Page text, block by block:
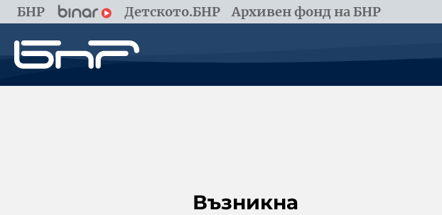
БНР Детското.БНР Архивен фонд на БНР
Възникна